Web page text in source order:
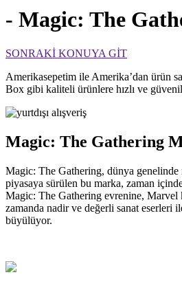
- Magic: The
SONRAKİ KONUYA GİT
Amerikasepetim ile Amerika’dan ürün
Box gibi kaliteli ürünlere hızlı ve
Magic: The Gathering
Magic: The Gathering, dünya genelinde
piyasaya sürülen bu marka, zaman
Magic: The Gathering evrenine, Marvel
zamanda nadir ve değerli sanat eserleri
büyülüyor.